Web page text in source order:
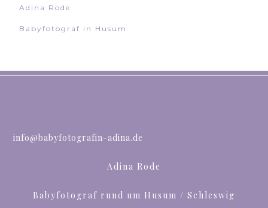
Adina Rode
Babyfotograf in Husum
info@babyfotografin-adina.de
Adina Rode
Babyfotograf rund um Husum / Schleswig